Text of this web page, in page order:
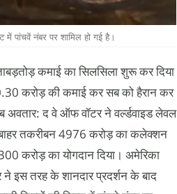
पांचवें नंबर पर शामिल हो गई है।
कमाई का सिलसिला शुरू कर दिया
करोड़ की कमाई कर सब को हैरान कर
अवतार: द वे ऑफ वॉटर ने वर्ल्डवाइड लेवल
तकरीबन 4976 करोड़ का कलेक्शन
करोड़ का योगदान दिया। अमेरिका
इस तरह के शानदार प्रदर्शन के बाद